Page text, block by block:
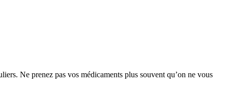
Ne prenez pas vos médicaments plus souvent qu’on ne vous